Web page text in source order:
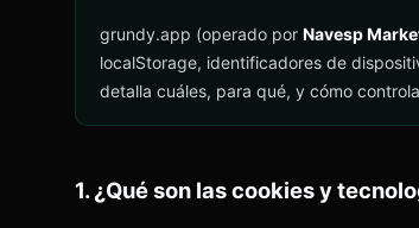
grundy.app (operado por Navesp
localStorage, identificadores de
detalla cuáles, para qué, y cómo
1. ¿Qué son las cookies y